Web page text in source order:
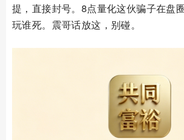
提，直接封号。8点量化这伙骗子在盘
玩谁死。震哥话放这，别碰。